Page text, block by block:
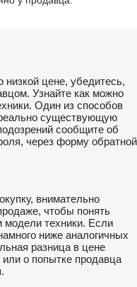
цене, убедитесь,
Узнайте как можно
Один из способов
существующую
сообщите об
через форму обратной
внимательно
чтобы понять
техники. Если
ниже аналогичных
разница в цене
о попытке продавца